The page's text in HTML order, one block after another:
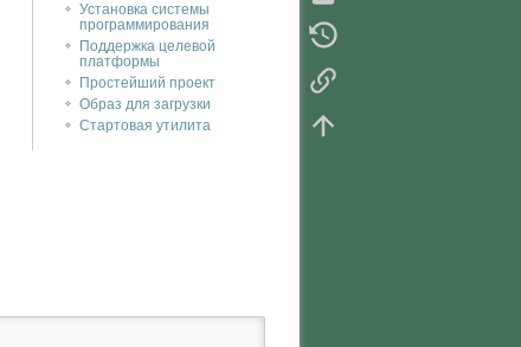
Установка системы
программирования
Поддержка целевой
платформы
Простейший проект
Образ для загрузки
Стартовая утилита